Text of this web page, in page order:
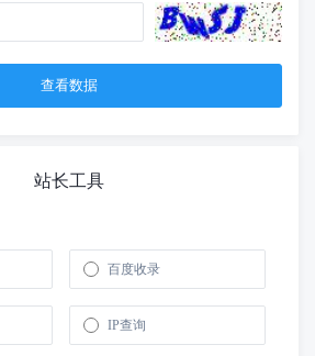
站长工具
百度收录
IP查询